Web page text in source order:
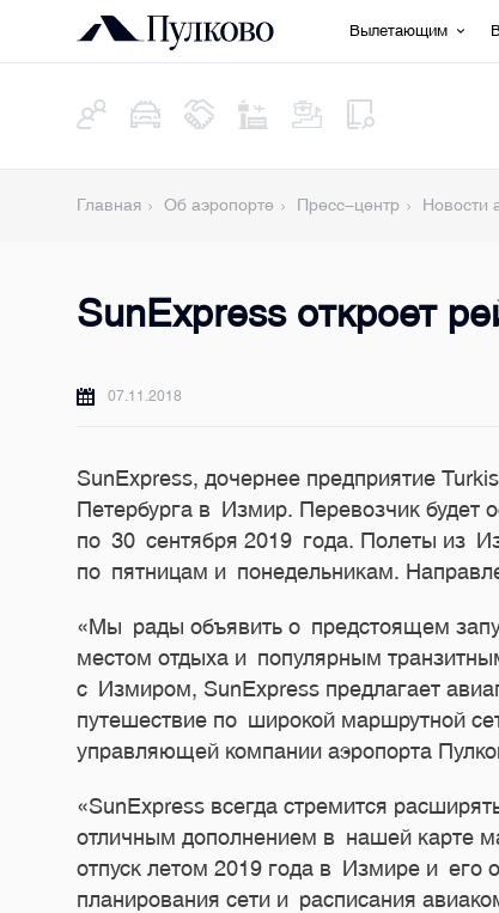
Вылетающим
Главная Об аэропорте Пресс-центр Новости
SunExpress откроет
07.11.2018
SunExpress, дочернее предприятие
Петербурга в Измир. Перевозчик будет
по 30 сентября 2019 года. Полеты из
по пятницам и понедельникам.
«Мы рады объявить о предстоящем
местом отдыха и популярным
с Измиром, SunExpress предлагает
путешествие по широкой маршрутной
управляющей компании аэропорта
«SunExpress всегда стремится
отличным дополнением в нашей карте
отпуск летом 2019 года в Измире и его
планирования сети и расписания